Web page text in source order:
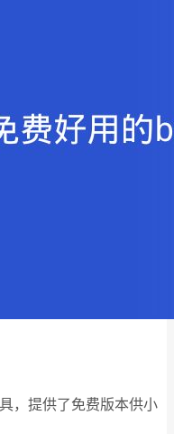
，提供了免费版本供小